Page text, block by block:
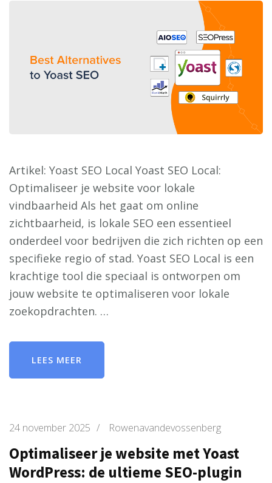
Artikel: Yoast SEO Local Yoast SEO Local:
Optimaliseer je website voor lokale
vindbaarheid Als het gaat om online
zichtbaarheid, is lokale SEO een essentieel
onderdeel voor bedrijven die zich richten op een
specifieke regio of stad. Yoast SEO Local is een
krachtige tool die speciaal is ontworpen om
jouw website te optimaliseren voor lokale
zoekopdrachten. …
LEES MEER
24 november 2025 / Rowenavandevossenberg
Optimaliseer je website met Yoast
WordPress: de ultieme SEO-plugin